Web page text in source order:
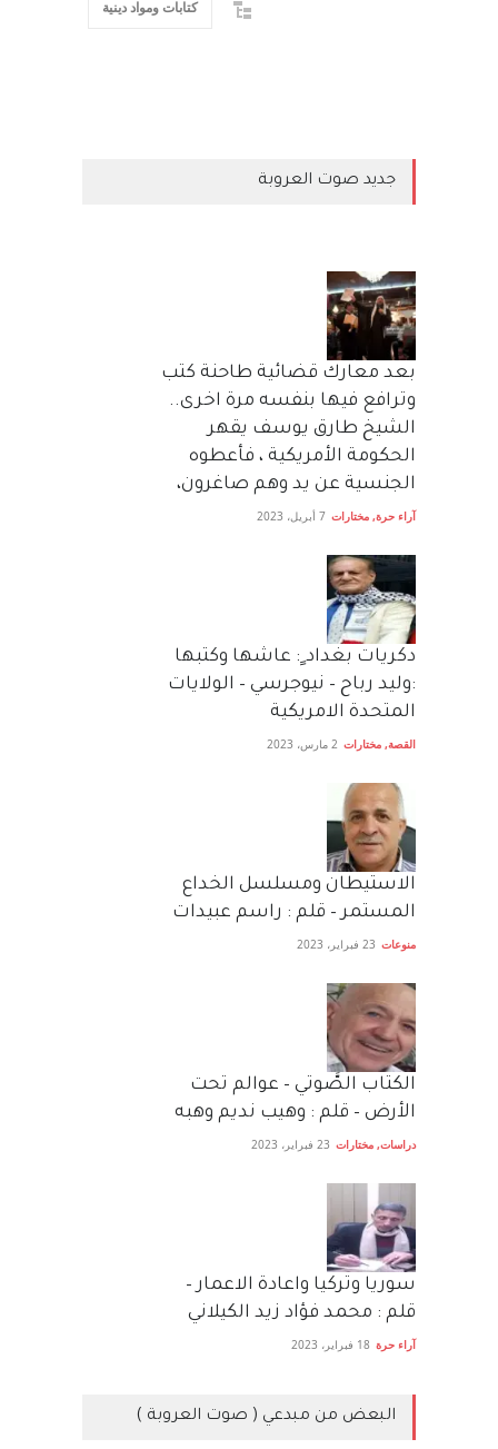
كتابات ومواد دينية
جديد صوت العروبة
بعد معارك قضائية طاحنة كتب
وترافع فيها بنفسه مرة اخرى..
الشيخ طارق يوسف يقهر
الحكومة الأمريكية ، فأعطوه
الجنسية عن يد وهم صاغرون،
آراء حرة, مختارات 7 أبريل، 2023
دكريات بغداد ٍ: عاشها وكتبها
:وليد رباح – نيوجرسي – الولايات
المتحدة الامريكية
القصة, مختارات 2 مارس، 2023
الاستيطان ومسلسل الخداع
المستمر – قلم : راسم عبيدات
منوعات 23 فبراير، 2023
الكتاب الصَّوتي – عوالم تحت
الأرض – قلم : وهيب نديم وهبه
دراسات, مختارات 23 فبراير، 2023
سوريا وتركيا واعادة الاعمار –
قلم : محمد فؤاد زيد الكيلاني
آراء حرة 18 فبراير، 2023
البعض من مبدعي ( صوت العروبة )